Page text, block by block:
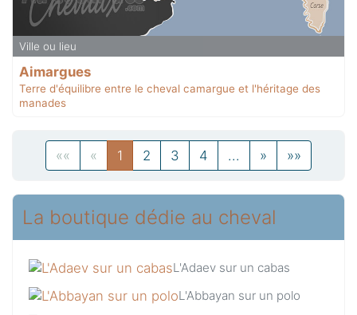
Ville ou lieu
Aimargues
Terre d'équilibre entre le cheval camargue et l'héritage des
manades
«« Previous
« Previous
1 (current)
2 3 4 ... Previous
» Next
»»
La boutique dédie au cheval
L'Adaev sur un cabas
L'Abbayan sur un polo